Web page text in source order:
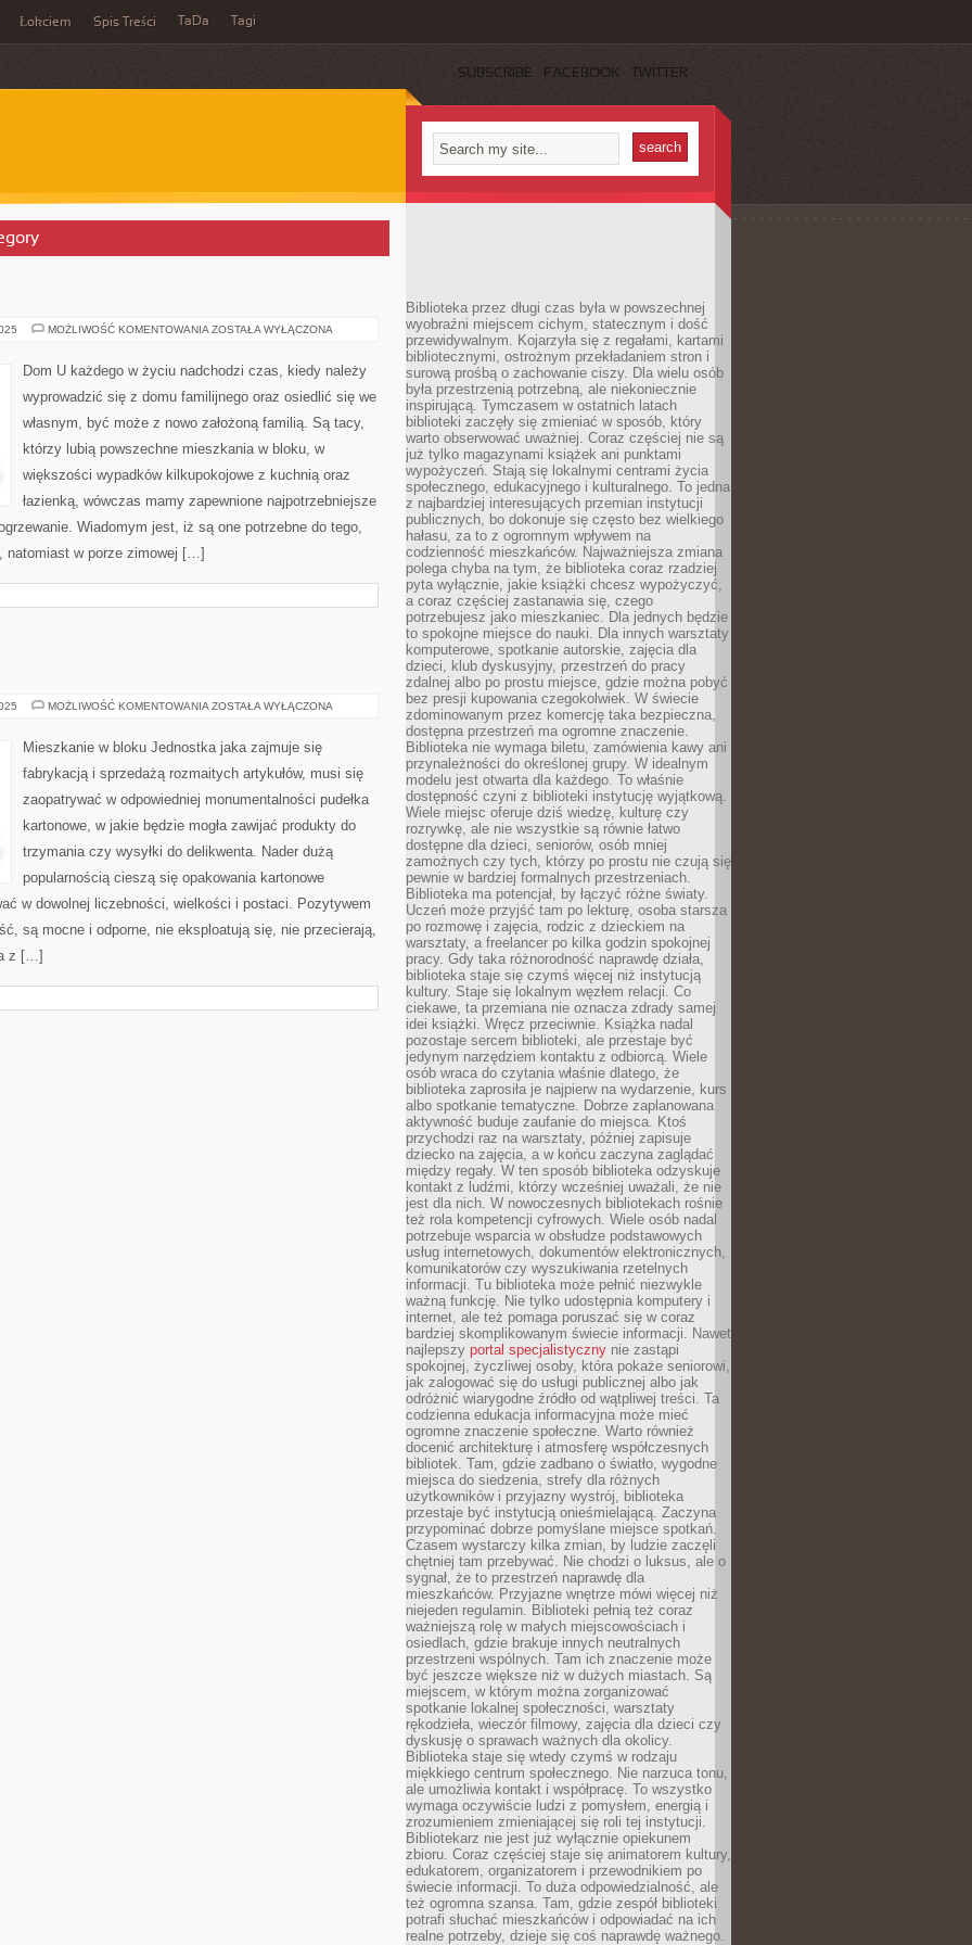
Łokciem Spis Treści TaDa Tagi
SUBSCRIBE FACEBOOK TWITTER
MOŻLIWOŚĆ KOMENTOWANIA BLOK
ZOSTAŁA WYŁĄCZONA
Dom U każdego w życiu nadchodzi czas, kiedy należy
wyprowadzić się z domu familijnego oraz osiedlić się we
własnym, być może z nowo założoną familią. Są tacy,
którzy lubią powszechne mieszkania w bloku, w
większości wypadków kilkupokojowe z kuchnią oraz
łazienką, wówczas mamy zapewnione najpotrzebniejsze
Wiadomym jest, iż są one potrzebne do tego,
natomiast w porze zimowej […]
MOŻLIWOŚĆ KOMENTOWANIA WNĘTRZE
ZOSTAŁA WYŁĄCZONA
Mieszkanie w bloku Jednostka jaka zajmuje się
fabrykacją i sprzedażą rozmaitych artykułów, musi się
zaopatrywać w odpowiedniej monumentalności pudełka
kartonowe, w jakie będzie mogła zawijać produkty do
trzymania czy wysyłki do delikwenta. Nader dużą
popularnością cieszą się opakowania kartonowe
w dowolnej liczebności, wielkości i postaci. Pozytywem
są mocne i odporne, nie eksploatują się, nie przecierają,
z […]
Biblioteka przez długi czas była w powszechnej
wyobraźni miejscem cichym, statecznym i dość
przewidywalnym. Kojarzyła się z regałami, kartami
bibliotecznymi, ostrożnym przekładaniem stron i
surową prośbą o zachowanie ciszy. Dla wielu osób
była przestrzenią potrzebną, ale niekoniecznie
inspirującą. Tymczasem w ostatnich latach
biblioteki zaczęły się zmieniać w sposób, który
warto obserwować uważniej. Coraz częściej nie są
już tylko magazynami książek ani punktami
wypożyczeń. Stają się lokalnymi centrami życia
społecznego, edukacyjnego i kulturalnego. To jedna
z najbardziej interesujących przemian instytucji
publicznych, bo dokonuje się często bez wielkiego
hałasu, za to z ogromnym wpływem na
codzienność mieszkańców. Najważniejsza zmiana
polega chyba na tym, że biblioteka coraz rzadziej
pyta wyłącznie, jakie książki chcesz wypożyczyć,
a coraz częściej zastanawia się, czego
potrzebujesz jako mieszkaniec. Dla jednych będzie
to spokojne miejsce do nauki. Dla innych warsztaty
komputerowe, spotkanie autorskie, zajęcia dla
dzieci, klub dyskusyjny, przestrzeń do pracy
zdalnej albo po prostu miejsce, gdzie można pobyć
bez presji kupowania czegokolwiek. W świecie
zdominowanym przez komercję taka bezpieczna,
dostępna przestrzeń ma ogromne znaczenie.
Biblioteka nie wymaga biletu, zamówienia kawy ani
przynależności do określonej grupy. W idealnym
modelu jest otwarta dla każdego. To właśnie
dostępność czyni z biblioteki instytucję wyjątkową.
Wiele miejsc oferuje dziś wiedzę, kulturę czy
rozrywkę, ale nie wszystkie są równie łatwo
dostępne dla dzieci, seniorów, osób mniej
zamożnych czy tych, którzy po prostu nie czują się
pewnie w bardziej formalnych przestrzeniach.
Biblioteka ma potencjał, by łączyć różne światy.
Uczeń może przyjść tam po lekturę, osoba starsza
po rozmowę i zajęcia, rodzic z dzieckiem na
warsztaty, a freelancer po kilka godzin spokojnej
pracy. Gdy taka różnorodność naprawdę działa,
biblioteka staje się czymś więcej niż instytucją
kultury. Staje się lokalnym węzłem relacji. Co
ciekawe, ta przemiana nie oznacza zdrady samej
idei książki. Wręcz przeciwnie. Książka nadal
pozostaje sercem biblioteki, ale przestaje być
jedynym narzędziem kontaktu z odbiorcą. Wiele
osób wraca do czytania właśnie dlatego, że
biblioteka zaprosiła je najpierw na wydarzenie, kurs
albo spotkanie tematyczne. Dobrze zaplanowana
aktywność buduje zaufanie do miejsca. Ktoś
przychodzi raz na warsztaty, później zapisuje
dziecko na zajęcia, a w końcu zaczyna zaglądać
między regały. W ten sposób biblioteka odzyskuje
kontakt z ludźmi, którzy wcześniej uważali, że nie
jest dla nich. W nowoczesnych bibliotekach rośnie
też rola kompetencji cyfrowych. Wiele osób nadal
potrzebuje wsparcia w obsłudze podstawowych
usług internetowych, dokumentów elektronicznych,
komunikatorów czy wyszukiwania rzetelnych
informacji. Tu biblioteka może pełnić niezwykle
ważną funkcję. Nie tylko udostępnia komputery i
internet, ale też pomaga poruszać się w coraz
bardziej skomplikowanym świecie informacji. Nawet
najlepszy portal specjalistyczny nie zastąpi
spokojnej, życzliwej osoby, która pokaże seniorowi,
jak zalogować się do usługi publicznej albo jak
odróżnić wiarygodne źródło od wątpliwej treści. Ta
codzienna edukacja informacyjna może mieć
ogromne znaczenie społeczne. Warto również
docenić architekturę i atmosferę współczesnych
bibliotek. Tam, gdzie zadbano o światło, wygodne
miejsca do siedzenia, strefy dla różnych
użytkowników i przyjazny wystrój, biblioteka
przestaje być instytucją onieśmielającą. Zaczyna
przypominać dobrze pomyślane miejsce spotkań.
Czasem wystarczy kilka zmian, by ludzie zaczęli
chętniej tam przebywać. Nie chodzi o luksus, ale o
sygnał, że to przestrzeń naprawdę dla
mieszkańców. Przyjazne wnętrze mówi więcej niż
niejeden regulamin. Biblioteki pełnią też coraz
ważniejszą rolę w małych miejscowościach i
osiedlach, gdzie brakuje innych neutralnych
przestrzeni wspólnych. Tam ich znaczenie może
być jeszcze większe niż w dużych miastach. Są
miejscem, w którym można zorganizować
spotkanie lokalnej społeczności, warsztaty
rękodzieła, wieczór filmowy, zajęcia dla dzieci czy
dyskusję o sprawach ważnych dla okolicy.
Biblioteka staje się wtedy czymś w rodzaju
miękkiego centrum społecznego. Nie narzuca tonu,
ale umożliwia kontakt i współpracę. To wszystko
wymaga oczywiście ludzi z pomysłem, energią i
zrozumieniem zmieniającej się roli tej instytucji.
Bibliotekarz nie jest już wyłącznie opiekunem
zbioru. Coraz częściej staje się animatorem kultury,
edukatorem, organizatorem i przewodnikiem po
świecie informacji. To duża odpowiedzialność, ale
też ogromna szansa. Tam, gdzie zespół biblioteki
potrafi słuchać mieszkańców i odpowiadać na ich
realne potrzeby, dzieje się coś naprawdę ważnego.